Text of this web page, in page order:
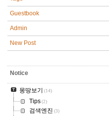
Guestbook
Admin
New Post
Notice
몽땅보기 (14)
Tips (2)
검색엔진 (3)